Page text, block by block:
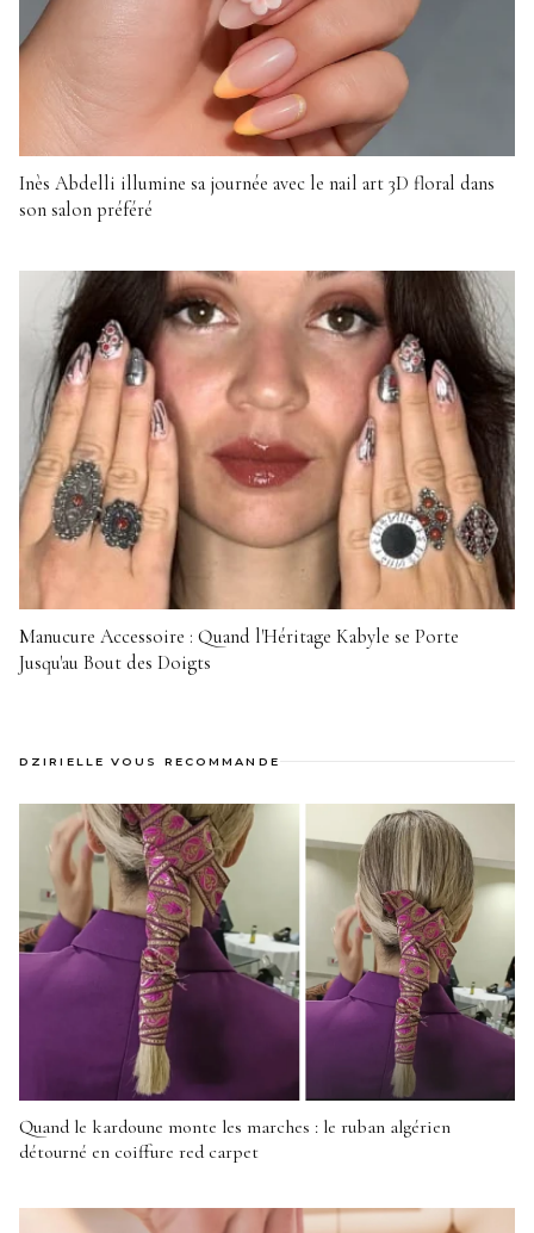
Inès Abdelli illumine sa journée avec le nail art 3D floral dans
son salon préféré
Manucure Accessoire : Quand l'Héritage Kabyle se Porte
Jusqu'au Bout des Doigts
DZIRIELLE VOUS RECOMMANDE
Quand le kardoune monte les marches : le ruban algérien
détourné en coiffure red carpet